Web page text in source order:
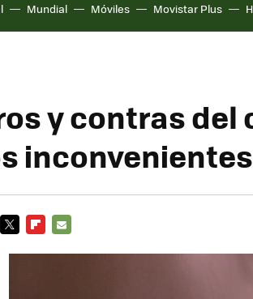
Mundial Móviles Movistar Plus
y contras